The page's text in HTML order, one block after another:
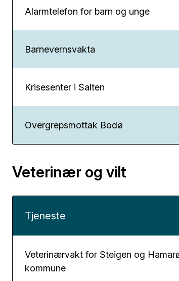
Alarmtelefon for barn og unge
Barnevernsvakta
Krisesenter i Salten
Overgrepsmottak Bodø
Veterinær og vilt
Tjeneste
Veterinærvakt for Steigen og
kommune